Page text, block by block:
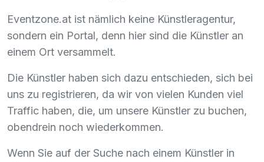
Eventzone.at ist nämlich keine Künstleragentur,
sondern ein Portal, denn hier sind die Künstler an
einem Ort versammelt.
Die Künstler haben sich dazu entschieden, sich bei
uns zu registrieren, da wir von vielen Kunden viel
Traffic haben, die, um unsere Künstler zu buchen,
obendrein noch wiederkommen.
Wenn Sie auf der Suche nach einem Künstler in